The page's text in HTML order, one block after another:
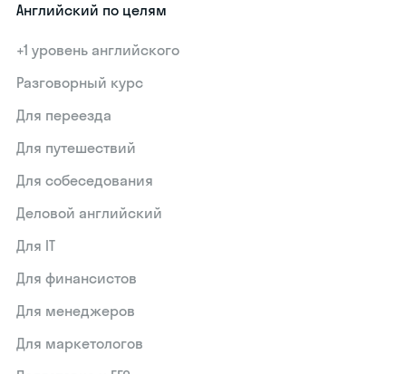
Английский по целям
+1 уровень английского
Разговорный курс
Для переезда
Для путешествий
Для собеседования
Деловой английский
Для IT
Для финансистов
Для менеджеров
Для маркетологов